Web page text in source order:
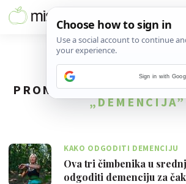
PRONAĐENO144
„DEMENCIJA”
KAKO ODGODITI DEMENCIJU
Ova tri čimbenika u
odgoditi demenciju za
Sign in with